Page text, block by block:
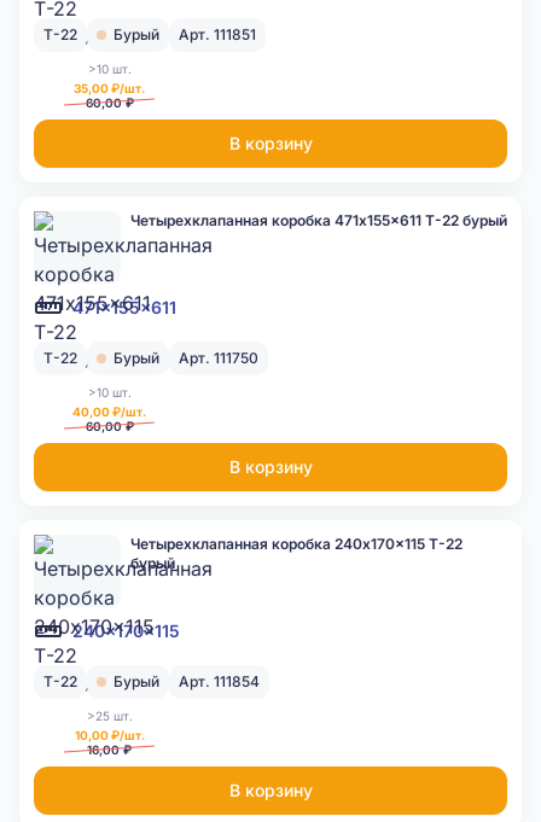
Т-22 Бурый Арт. 111851
>10 шт.
35,00 ₽/шт.
60,00 ₽
В корзину
471x155x611
Четырехклапанная коробка 471x155x611 Т-22 бурый
Т-22 Бурый Арт. 111750
>10 шт.
40,00 ₽/шт.
60,00 ₽
В корзину
240x170x115
Четырехклапанная коробка 240x170x115 Т-22
бурый
Т-22 Бурый Арт. 111854
>25 шт.
10,00 ₽/шт.
16,00 ₽
В корзину